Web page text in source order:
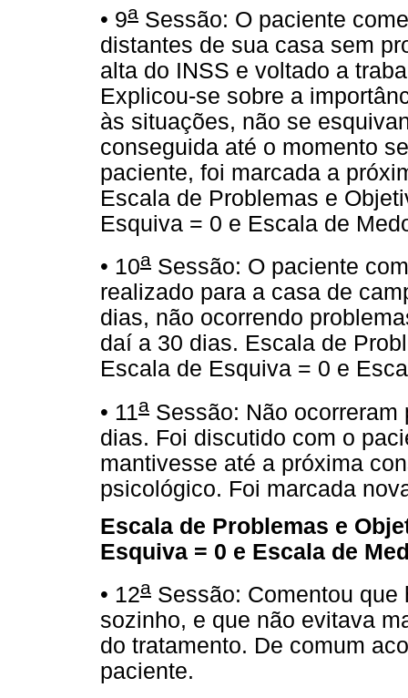
• 9a Sessão: O paciente
distantes de sua casa sem
alta do INSS e voltado a
Explicou-se sobre a
às situações, não se
conseguida até o momento
paciente, foi marcada a
Escala de Problemas e
Esquiva = 0 e Escala de
• 10a Sessão: O paciente
realizado para a casa de
dias, não ocorrendo
daí a 30 dias. Escala de
Escala de Esquiva = 0 e
• 11a Sessão: Não
dias. Foi discutido com o
mantivesse até a próxima
psicológico. Foi marcada
Escala de Problemas e
Esquiva = 0 e Escala de
• 12a Sessão: Comentou
sozinho, e que não evitava
do tratamento. De comum
paciente.